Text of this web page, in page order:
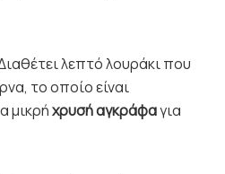
λεπτό λουράκι που
το οποίο είναι
μικρήχρυσή αγκράφαγια